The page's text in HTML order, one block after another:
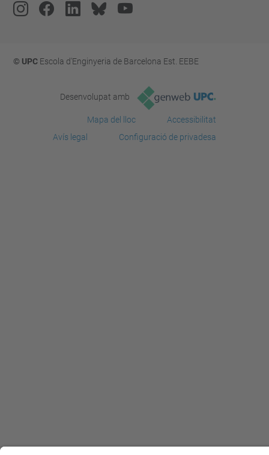
© UPCEscola d'Enginyeria de Barcelona Est. EEBE
Desenvolupat amb
Mapa del lloc
Accessibilitat
Avís legal
Configuració de privadesa